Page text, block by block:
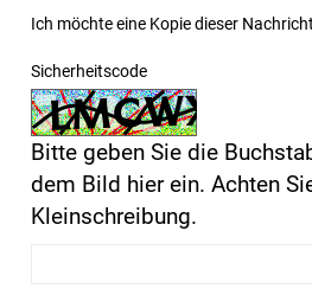
Ich möchte eine Kopie dieser
Sicherheitscode
Bitte geben Sie die
dem Bild hier ein. Achten
Kleinschreibung.